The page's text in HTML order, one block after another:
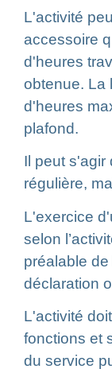
L'activité
accessoire
d'heures
obtenue. La
d'heures
plafond.
Il peut s'agir
régulière,
L'exercice
selon
préalable
déclaration
L'activité
fonctions et
du service